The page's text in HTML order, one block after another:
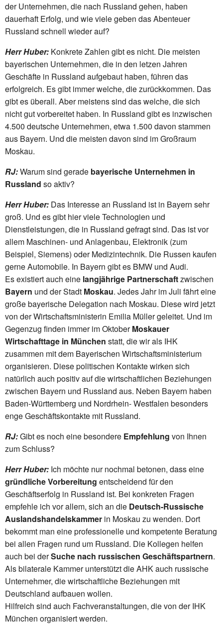
der Unternehmen, die nach Russland gehen, haben
dauerhaft Erfolg, und wie viele geben das Abenteuer
Russland schnell wieder auf?
Herr Huber: Konkrete Zahlen gibt es nicht. Die meisten
bayerischen Unternehmen, die in den letzen Jahren
Geschäfte in Russland aufgebaut haben, führen das
erfolgreich. Es gibt immer welche, die zurückkommen. Das
gibt es überall. Aber meistens sind das welche, die sich
nicht gut vorbereitet haben. In Russland gibt es inzwischen
4.500 deutsche Unternehmen, etwa 1.500 davon stammen
aus Bayern. Und die meisten davon sind im Großraum
Moskau.
RJ:Warum sind gerade bayerische Unternehmen in
Russland so aktiv?
Herr Huber: Das Interesse an Russland ist in Bayern sehr
groß. Und es gibt hier viele Technologien und
Dienstleistungen, die in Russland gefragt sind. Das ist vor
allem Maschinen- und Anlagenbau, Elektronik (zum
Beispiel, Siemens) oder Medizintechnik. Die Russen kaufen
gerne Automobile. In Bayern gibt es BMW und Audi.
Es existiert auch eine langjährige Partnerschaftzwischen
Bayern und der Stadt Moskau. Jedes Jahr im Juli fährt eine
große bayerische Delegation nach Moskau. Diese wird jetzt
von der Wirtschaftsministerin Emilia Müller geleitet. Und im
Gegenzug finden immer im OktoberMoskauer
Wirtschafttage in München statt, die wir als IHK
zusammen mit dem Bayerischen Wirtschaftsministerium
organisieren. Diese politischen Kontakte wirken sich
natürlich auch positiv auf die wirtschaftlichen Beziehungen
zwischen Bayern und Russland aus. Neben Bayern haben
Baden-Württemberg und Nordrhein- Westfalen besonders
enge Geschäftskontakte mit Russland.
RJ:Gibt es noch eine besondere Empfehlung von Ihnen
zum Schluss?
Herr Huber: Ich möchte nur nochmal betonen, dass eine
gründliche Vorbereitung entscheidend für den
Geschäftserfolg in Russland ist. Bei konkreten Fragen
empfehle ich vor allem, sich an die Deutsch-Russische
Auslandshandelskammer in Moskau zu wenden. Dort
bekommt man eine professionelle und kompetente Beratung
bei allen Fragen rund um Russland. Die Kollegen helfen
auch bei derSuche nach russischen Geschäftspartnern.
Als bilaterale Kammer unterstützt die AHK auch russische
Unternehmer, die wirtschaftliche Beziehungen mit
Deutschland aufbauen wollen.
Hilfreich sind auch Fachveranstaltungen, die von der IHK
München organisiert werden.